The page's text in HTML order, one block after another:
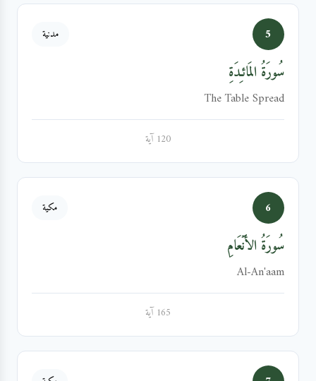
5 مدنية
سُورَةُ المَائـِدَةِ
The Table Spread
120 آية
6 مكية
سُورَةُ الأَنۡعَامِ
Al-An'aam
165 آية